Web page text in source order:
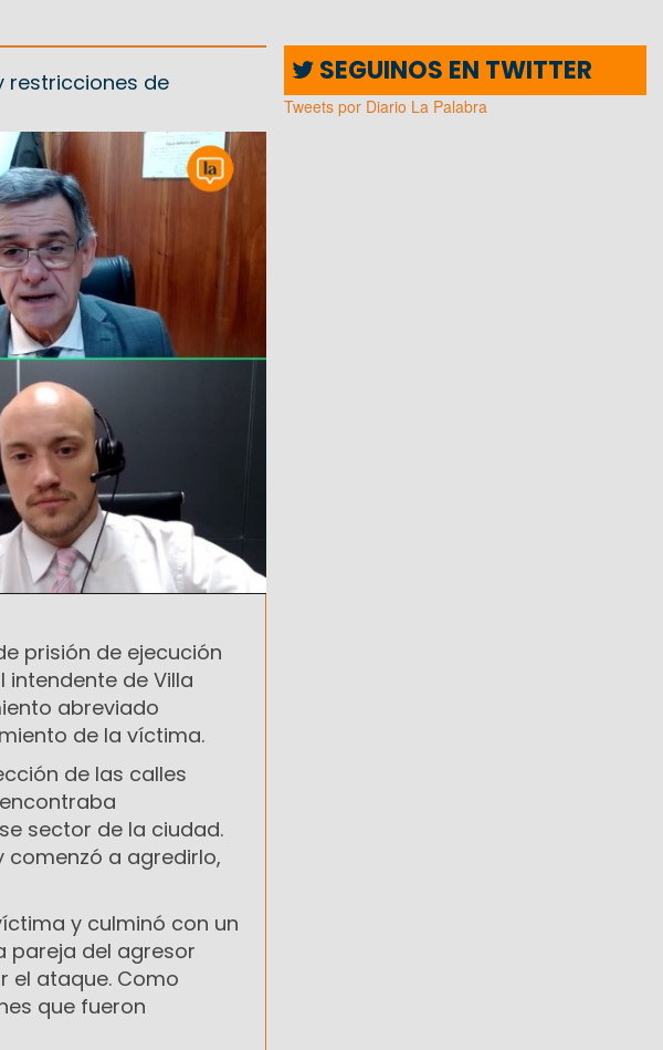
restricciones de
prisión de ejecución
de Villa
abreviado
de la víctima.
de las calles
sector de la ciudad.
comenzó a agredirlo,
y culminó con un
pareja del agresor
el ataque. Como
que fueron
SEGUINOS EN TWITTER
Tweets por Diario La Palabra